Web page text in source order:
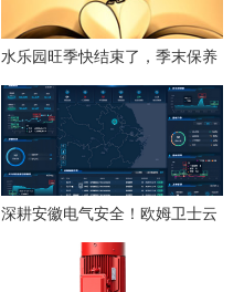
水乐园旺季快结束了，季末保养
这几件事千万别省
深耕安徽电气安全！欧姆卫士云
平台构筑电气火灾智能监测防线